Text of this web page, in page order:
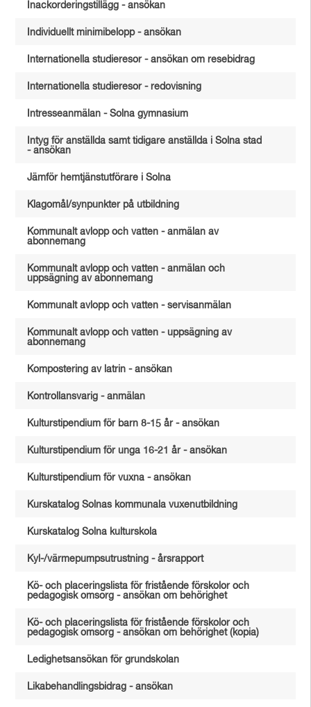
Inackorderingstillägg - ansökan
Individuellt minimibelopp - ansökan
Internationella studieresor - ansökan om resebidrag
Internationella studieresor - redovisning
Intresseanmälan - Solna gymnasium
Intyg för anställda samt tidigare anställda i Solna stad
- ansökan
Jämför hemtjänstutförare i Solna
Klagomål/synpunkter på utbildning
Kommunalt avlopp och vatten - anmälan av
abonnemang
Kommunalt avlopp och vatten - anmälan och
uppsägning av abonnemang
Kommunalt avlopp och vatten - servisanmälan
Kommunalt avlopp och vatten - uppsägning av
abonnemang
Kompostering av latrin - ansökan
Kontrollansvarig - anmälan
Kulturstipendium för barn 8-15 år - ansökan
Kulturstipendium för unga 16-21 år - ansökan
Kulturstipendium för vuxna - ansökan
Kurskatalog Solnas kommunala vuxenutbildning
Kurskatalog Solna kulturskola
Kyl-/värmepumpsutrustning - årsrapport
Kö- och placeringslista för fristående förskolor och
pedagogisk omsorg - ansökan om behörighet
Kö- och placeringslista för fristående förskolor och
pedagogisk omsorg - ansökan om behörighet (kopia)
Ledighetsansökan för grundskolan
Likabehandlingsbidrag - ansökan